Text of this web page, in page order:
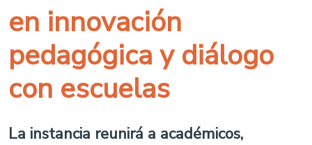
en innovación
pedagógica y diálogo
con escuelas
La instancia reunirá a académicos,